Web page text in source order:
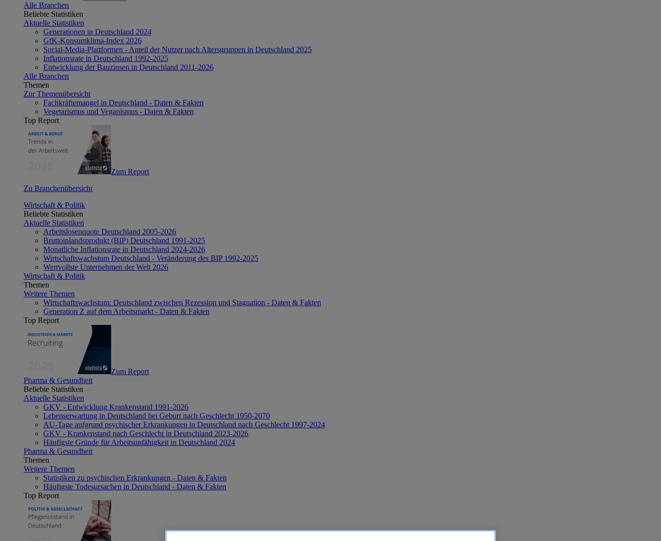
Alle Branchen
Beliebte Statistiken
Aktuelle Statistiken
Generationen in Deutschland 2024
GfK-Konsumklima-Index 2026
Social-Media-Plattformen - Anteil der Nutzer nach Altersgruppen in Deutschland 2025
Inflationsrate in Deutschland 1992-2025
Entwicklung der Bauzinsen in Deutschland 2011-2026
Alle Branchen
Themen
Zur Themenübersicht
Fachkräftemangel in Deutschland - Daten & Fakten
Vegetarismus und Veganismus - Daten & Fakten
Top Report
Zum Report
Zu Branchenübersicht
Wirtschaft & Politik
Beliebte Statistiken
Aktuelle Statistiken
Arbeitslosenquote Deutschland 2005-2026
Bruttoinlandsprodukt (BIP) Deutschland 1991-2025
Monatliche Inflationsrate in Deutschland 2024-2026
Wirtschaftswachstum Deutschland - Veränderung des BIP 1992-2025
Wertvollste Unternehmen der Welt 2026
Wirtschaft & Politik
Themen
Weitere Themen
Wirtschaftswachstum: Deutschland zwischen Rezession und Stagnation - Daten & Fakten
Generation Z auf dem Arbeitsmarkt - Daten & Fakten
Top Report
Zum Report
Pharma & Gesundheit
Beliebte Statistiken
Aktuelle Statistiken
GKV - Entwicklung Krankenstand 1991-2026
Lebenserwartung in Deutschland bei Geburt nach Geschlecht 1950-2070
AU-Tage aufgrund psychischer Erkrankungen in Deutschland nach Geschlecht 1997-2024
GKV - Krankenstand nach Geschlecht in Deutschland 2023-2026
Häufigste Gründe für Arbeitsunfähigkeit in Deutschland 2024
Pharma & Gesundheit
Themen
Weitere Themen
Statistiken zu psychischen Erkrankungen - Daten & Fakten
Häufigste Todesursachen in Deutschland - Daten & Fakten
Top Report